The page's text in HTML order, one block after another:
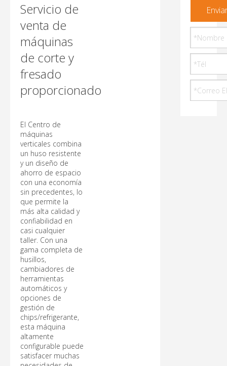
Servicio de
venta de
máquinas
de corte y
fresado
proporcionado
El Centro de
máquinas
verticales combina
un huso resistente
y un diseño de
ahorro de espacio
con una economía
sin precedentes, lo
que permite la
más alta calidad y
confiabilidad en
casi cualquier
taller. Con una
gama completa de
husillos,
cambiadores de
herramientas
automáticos y
opciones de
gestión de
chips/refrigerante,
esta máquina
altamente
configurable puede
satisfacer muchas